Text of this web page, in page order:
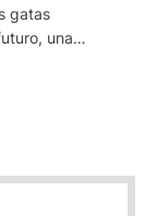
gatas
una
del